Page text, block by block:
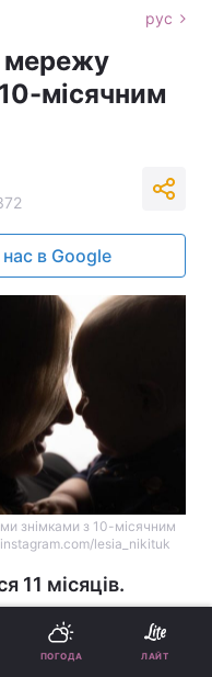
рус
мережу
місячним
в Google
знімками з 10-місячним
lesia_nikituk
11 місяців.
Реклама
ПОГОДА ЛАЙТ